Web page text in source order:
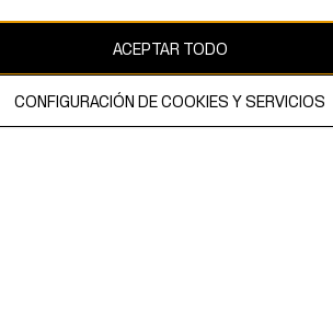
ACEPTAR TODO
CONFIGURACIÓN DE COOKIES Y SERVICIOS